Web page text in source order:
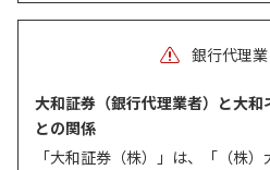
銀行代理
大和証券（銀行代理業者）と大和
との関係
「大和証券（株）」は、「（株